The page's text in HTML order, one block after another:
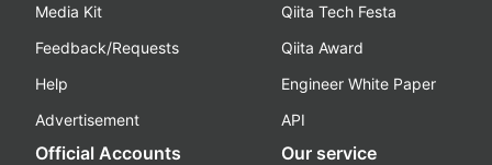
Media Kit
Feedback/Requests
Help
Advertisement
Qiita Tech Festa
Qiita Award
Engineer White Paper
API
Official Accounts Our service